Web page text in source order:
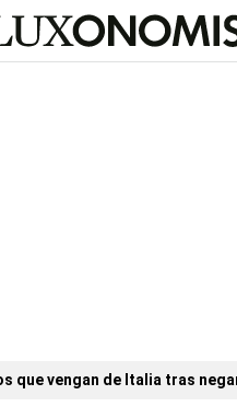
que vengan de Italia tras